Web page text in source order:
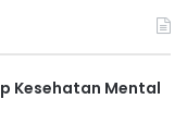
Kesehatan Mental